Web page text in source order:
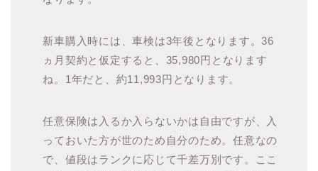
新車購入時には、車検は3年後となります。36
ヵ月契約と仮定すると、35,980円となります
ね。1年だと、約11,993円となります。
任意保険は入るか入らないかは自由ですが、入
っておいた方が世のため自分のため。任意なの
で、値段はランクに応じて千差万別です。ここ